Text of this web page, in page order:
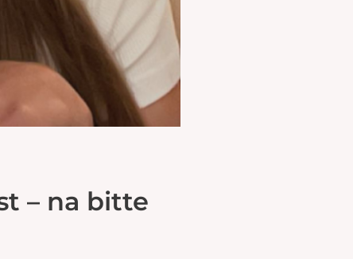
– na bitte